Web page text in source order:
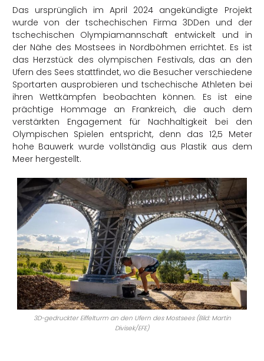
Das ursprünglich im April 2024 angekündigte Projekt
wurde von der tschechischen Firma 3DDen und der
tschechischen Olympiamannschaft entwickelt und in
der Nähe des Mostsees in Nordböhmen errichtet. Es ist
das Herzstück des olympischen Festivals, das an den
Ufern des Sees stattfindet, wo die Besucher verschiedene
Sportarten ausprobieren und tschechische Athleten bei
ihren Wettkämpfen beobachten können. Es ist eine
prächtige Hommage an Frankreich, die auch dem
verstärkten Engagement für Nachhaltigkeit bei den
Olympischen Spielen entspricht, denn das 12,5 Meter
hohe Bauwerk wurde vollständig aus Plastik aus dem
Meer hergestellt.
3D-gedruckter Eiffelturm an den Ufern des Mostsees (Bild: Martin
Divisek/EFE)